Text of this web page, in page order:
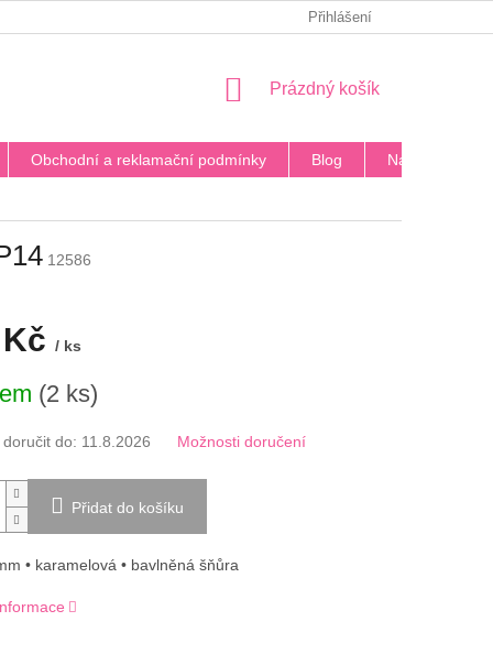
PODMÍNKY OCHRANY OSOBNÍCH ÚDAJŮ BLOG
Přihlášení
NÁKUPNÍ
Prázdný košík
Obchodní a reklamační podmínky Blog Napište nám
12586
/ ks
(2 ks)
do: 11.8.2026 Možnosti doručení
Přidat do košíku
• karamelová • bavlněná šňůra